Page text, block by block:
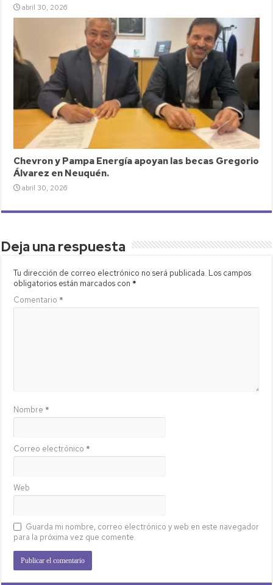
abril 30, 2026
Chevron y Pampa Energía apoyan las becas Gregorio
Álvarez en Neuquén.
abril 30, 2026
Deja una respuesta
Tu dirección de correo electrónico no será publicada. Los campos
obligatorios están marcados con *
Comentario *
Nombre *
Correo electrónico *
Web
Guarda mi nombre, correo electrónico y web en este navegador
para la próxima vez que comente.